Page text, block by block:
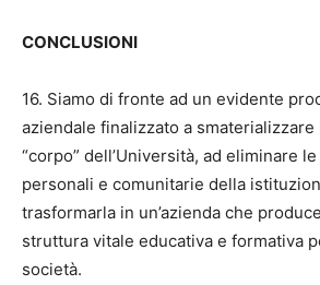
CONCLUSIONI
16. Siamo di fronte ad un evidente
aziendale finalizzato a smaterializzare
“corpo” dell’Università, ad eliminare
personali e comunitarie della
trasformarla in un’azienda che
struttura vitale educativa e formativa
società.